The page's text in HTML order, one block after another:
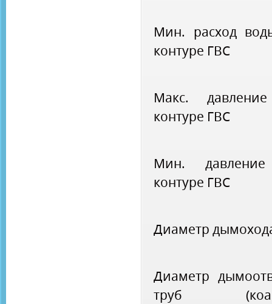
Мин. расход
контуре ГВС
Макс.
контуре ГВС
Мин.
контуре ГВС
Диаметр
Диаметр
труб